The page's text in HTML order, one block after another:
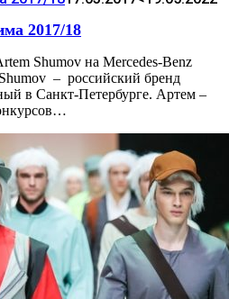
2017/18
Shumov на Mercedes-Benz
– российский бренд
в Санкт-Петербурге. Артем –